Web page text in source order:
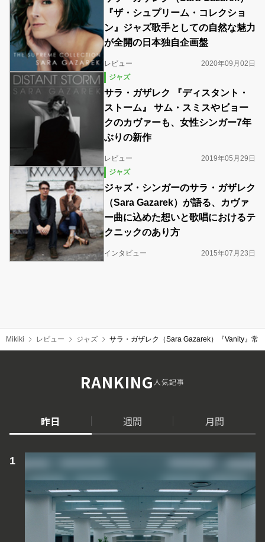
『ザ・シュプリーム・コレクショ
ン』ジャズ歌手としての自然な魅力
が全開の日本独自企画盤
レビュー
2020年09月02日
ジャズ
サラ・ガザレク 『ディスタント・
ストーム』 サム・スミスやビョー
クのカヴァーも、女性シンガー7年
ぶりの新作
レビュー
2019年05月29日
ジャズ
ジャズ・シンガーのサラ・ガザレク
（Sara Gazarek）が語る、カヴァ
ー曲に込めた想いと歌唱におけるテ
クニックのあり方
インタビュー 2015年07月23日
Mikiki レビュー ジャズ サラ・ガザレク（Sara Gazarek）『Vanity』常
RANKING人気記事
昨日 週間 月間